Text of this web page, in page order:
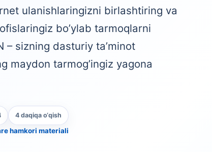
ulanishlaringizni birlashtiring va
bo’ylab tarmoqlarni
– sizning dasturiy ta’minot
maydon tarmog’ingiz yagona
4 daqiqa o‘qish
hamkori materiali